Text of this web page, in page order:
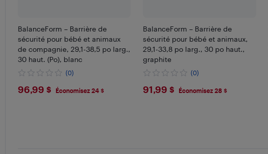
BalanceForm – Barrière de
sécurité pour bébé et animaux
de compagnie, 29,1-38,5 po larg.,
30 haut. (Po), blanc
(0)
$96.99
96,99 $ Économisez 24 $
BalanceForm – Barrière de
sécurité pour bébé et animaux,
29,1-33,8 po larg., 30 po haut.,
graphite
(0)
$91.99
91,99 $ Économisez 28 $